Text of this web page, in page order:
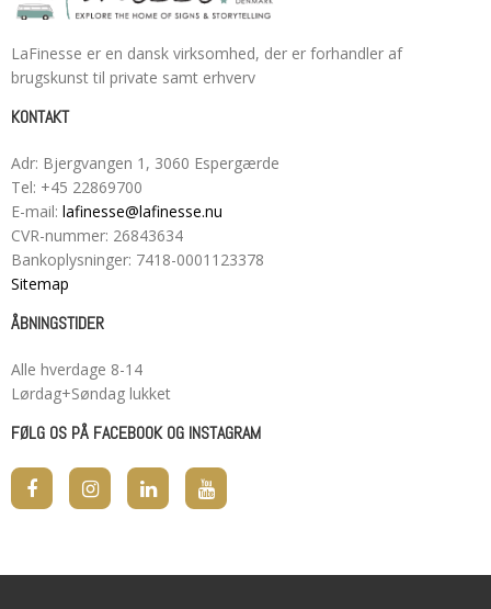
LaFinesse er en dansk virksomhed, der er forhandler af
brugskunst til private samt erhverv
KONTAKT
Adr: Bjergvangen 1 , 3060 Espergærde
Tel: +45 22869700
E-mail: lafinesse@lafinesse.nu
CVR-nummer: 26843634
Bankoplysninger: 7418-0001123378
Sitemap
ÅBNINGSTIDER
Alle hverdage 8-14
Lørdag+Søndag lukket
FØLG OS PÅ FACEBOOK OG INSTAGRAM